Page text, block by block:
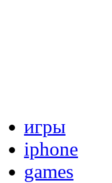
игры
iphone
games